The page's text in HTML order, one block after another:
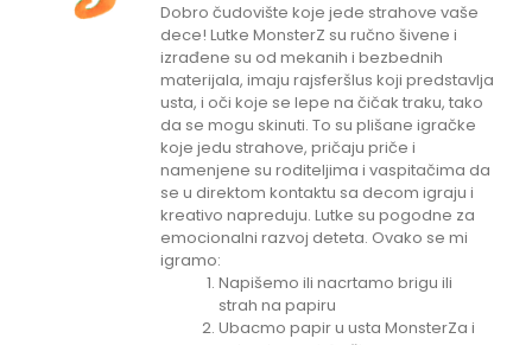
Dobro čudovište koje jede strahove vaše
dece! Lutke MonsterZ su ručno šivene i
izrađene su od mekanih i bezbednih
materijala, imaju rajsferšlus koji predstavlja
usta, i oči koje se lepe na čičak traku, tako
da se mogu skinuti. To su plišane igračke
koje jedu strahove, pričaju priče i
namenjene su roditeljima i vaspitačima da
se u direktom kontaktu sa decom igraju i
kreativo napreduju. Lutke su pogodne za
emocionalni razvoj deteta. Ovako se mi
igramo:
Napišemo ili nacrtamo brigu ili
strah na papiru
Ubacmo papir u usta MonsterZa i